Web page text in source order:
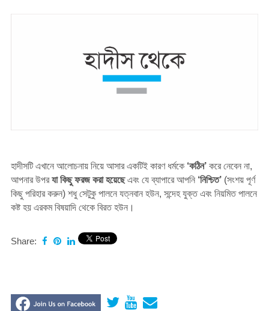
হাদীসটি এখানে আলোচনায় নিয়ে আসার একটিই কারণ ধর্মকে‘কঠিন’করে নেবেন না,
আপনার উপরযা কিছু ফরজ করা হয়েছেএবং যে ব্যাপারে আপনি ‘নিশ্চিত’(সংশয় পূর্ণ
কিছু পরিহার করুন) শধু সেটুকু পালনে যত্নবান হউন, সন্দেহ যুক্ত এবং নিয়মিত পালনে
কষ্ট হয় এরকম বিষয়াদি থেকে বিরত হউন।
Share: